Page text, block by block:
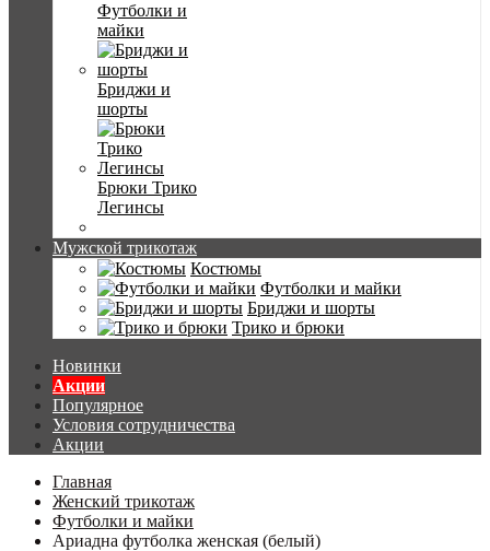
Футболки и
майки
Бриджи и
шорты
Брюки Трико
Легинсы
Мужской трикотаж
Костюмы
Футболки и майки
Бриджи и шорты
Трико и брюки
Новинки
Акции
Популярное
Условия сотрудничества
Акции
Главная
Женский трикотаж
Футболки и майки
Ариадна футболка женская (белый)